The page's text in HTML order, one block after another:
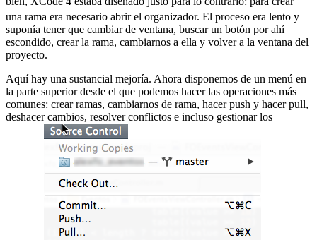
una rama era necesario abrir el organizador. El proceso era lento y
suponía tener que cambiar de ventana, buscar un botón por ahí
escondido, crear la rama, cambiarnos a ella y volver a la ventana del
proyecto.
Aquí hay una sustancial mejoría. Ahora disponemos de un menú en
la parte superior desde el que podemos hacer las operaciones más
comunes: crear ramas, cambiarnos de rama, hacer push y hacer pull,
deshacer cambios, resolver conflictos e incluso gestionar los